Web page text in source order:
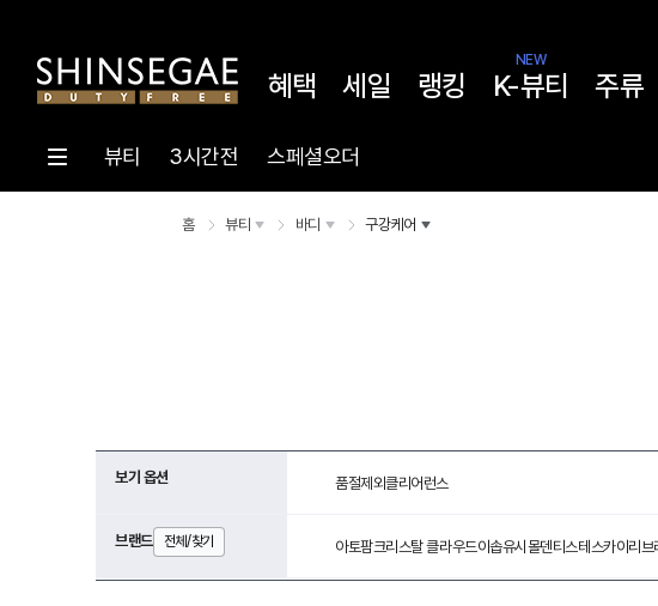
혜택 세일 랭킹 K-뷰티
NEW
주류
뷰티 3시간전 스페셜오더
홈 뷰티 바디 구강케어
보기 옵션 품절제외클리어런스
브랜드 전체/찾기 아토팜크리스탈 클라우드이솝유시몰덴티스테스카이리브